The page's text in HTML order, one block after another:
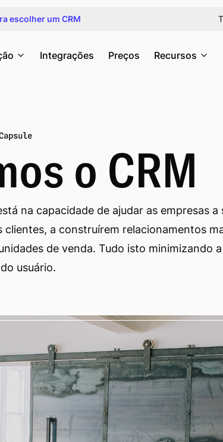
escolher um CRM
Integrações Preços Recursos
o CRM
na capacidade de ajudar as empresas a
a construírem relacionamentos
de venda. Tudo isto minimizando a
usuário.